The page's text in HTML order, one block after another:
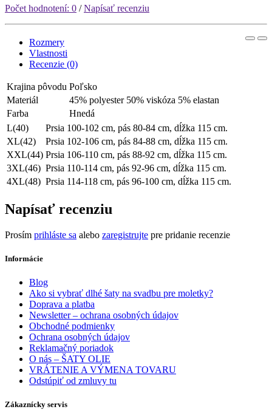
Počet hodnotení: 0 /Napísať recenziu
Rozmery
Vlastnosti
Recenzie (0)
Krajina pôvodu Poľsko
Materiál
45% polyester 50% viskóza 5% elastan
Farba
Hnedá
L(40)
Prsia 100-102 cm, pás 80-84 cm, dĺžka 115 cm.
XL(42)
Prsia 102-106 cm, pás 84-88 cm, dĺžka 115 cm.
XXL(44) Prsia 106-110 cm, pás 88-92 cm, dĺžka 115 cm.
3XL(46) Prsia 110-114 cm, pás 92-96 cm, dĺžka 115 cm.
4XL(48) Prsia 114-118 cm, pás 96-100 cm, dĺžka 115 cm.
Napísať recenziu
Prosím prihláste sa alebo zaregistrujte pre pridanie recenzie
Informácie
Blog
Ako si vybrať dlhé šaty na svadbu pre moletky?
Doprava a platba
Newsletter – ochrana osobných údajov
Obchodné podmienky
Ochrana osobných údajov
Reklamačný poriadok
O nás – ŠATY OLIE
VRÁTENIE A VÝMENA TOVARU
Odstúpiť od zmluvy tu
Zákaznícky servis